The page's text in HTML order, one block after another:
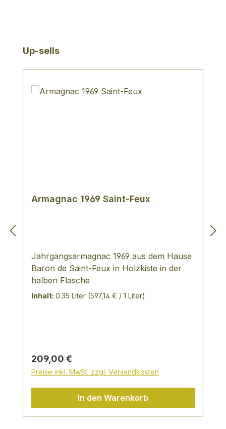
Produktgalerie überspringen
Up-sells
Armagnac 1969 Saint-Feux
Jahrgangsarmagnac 1969 aus dem Hause
Baron de Saint-Feux in Holzkiste in der
halben Flasche
Inhalt: 0.35 Liter (597,14 € / 1 Liter)
Regulärer Preis:
209,00 €
Preise inkl. MwSt. zzgl. Versandkosten
In den Warenkorb